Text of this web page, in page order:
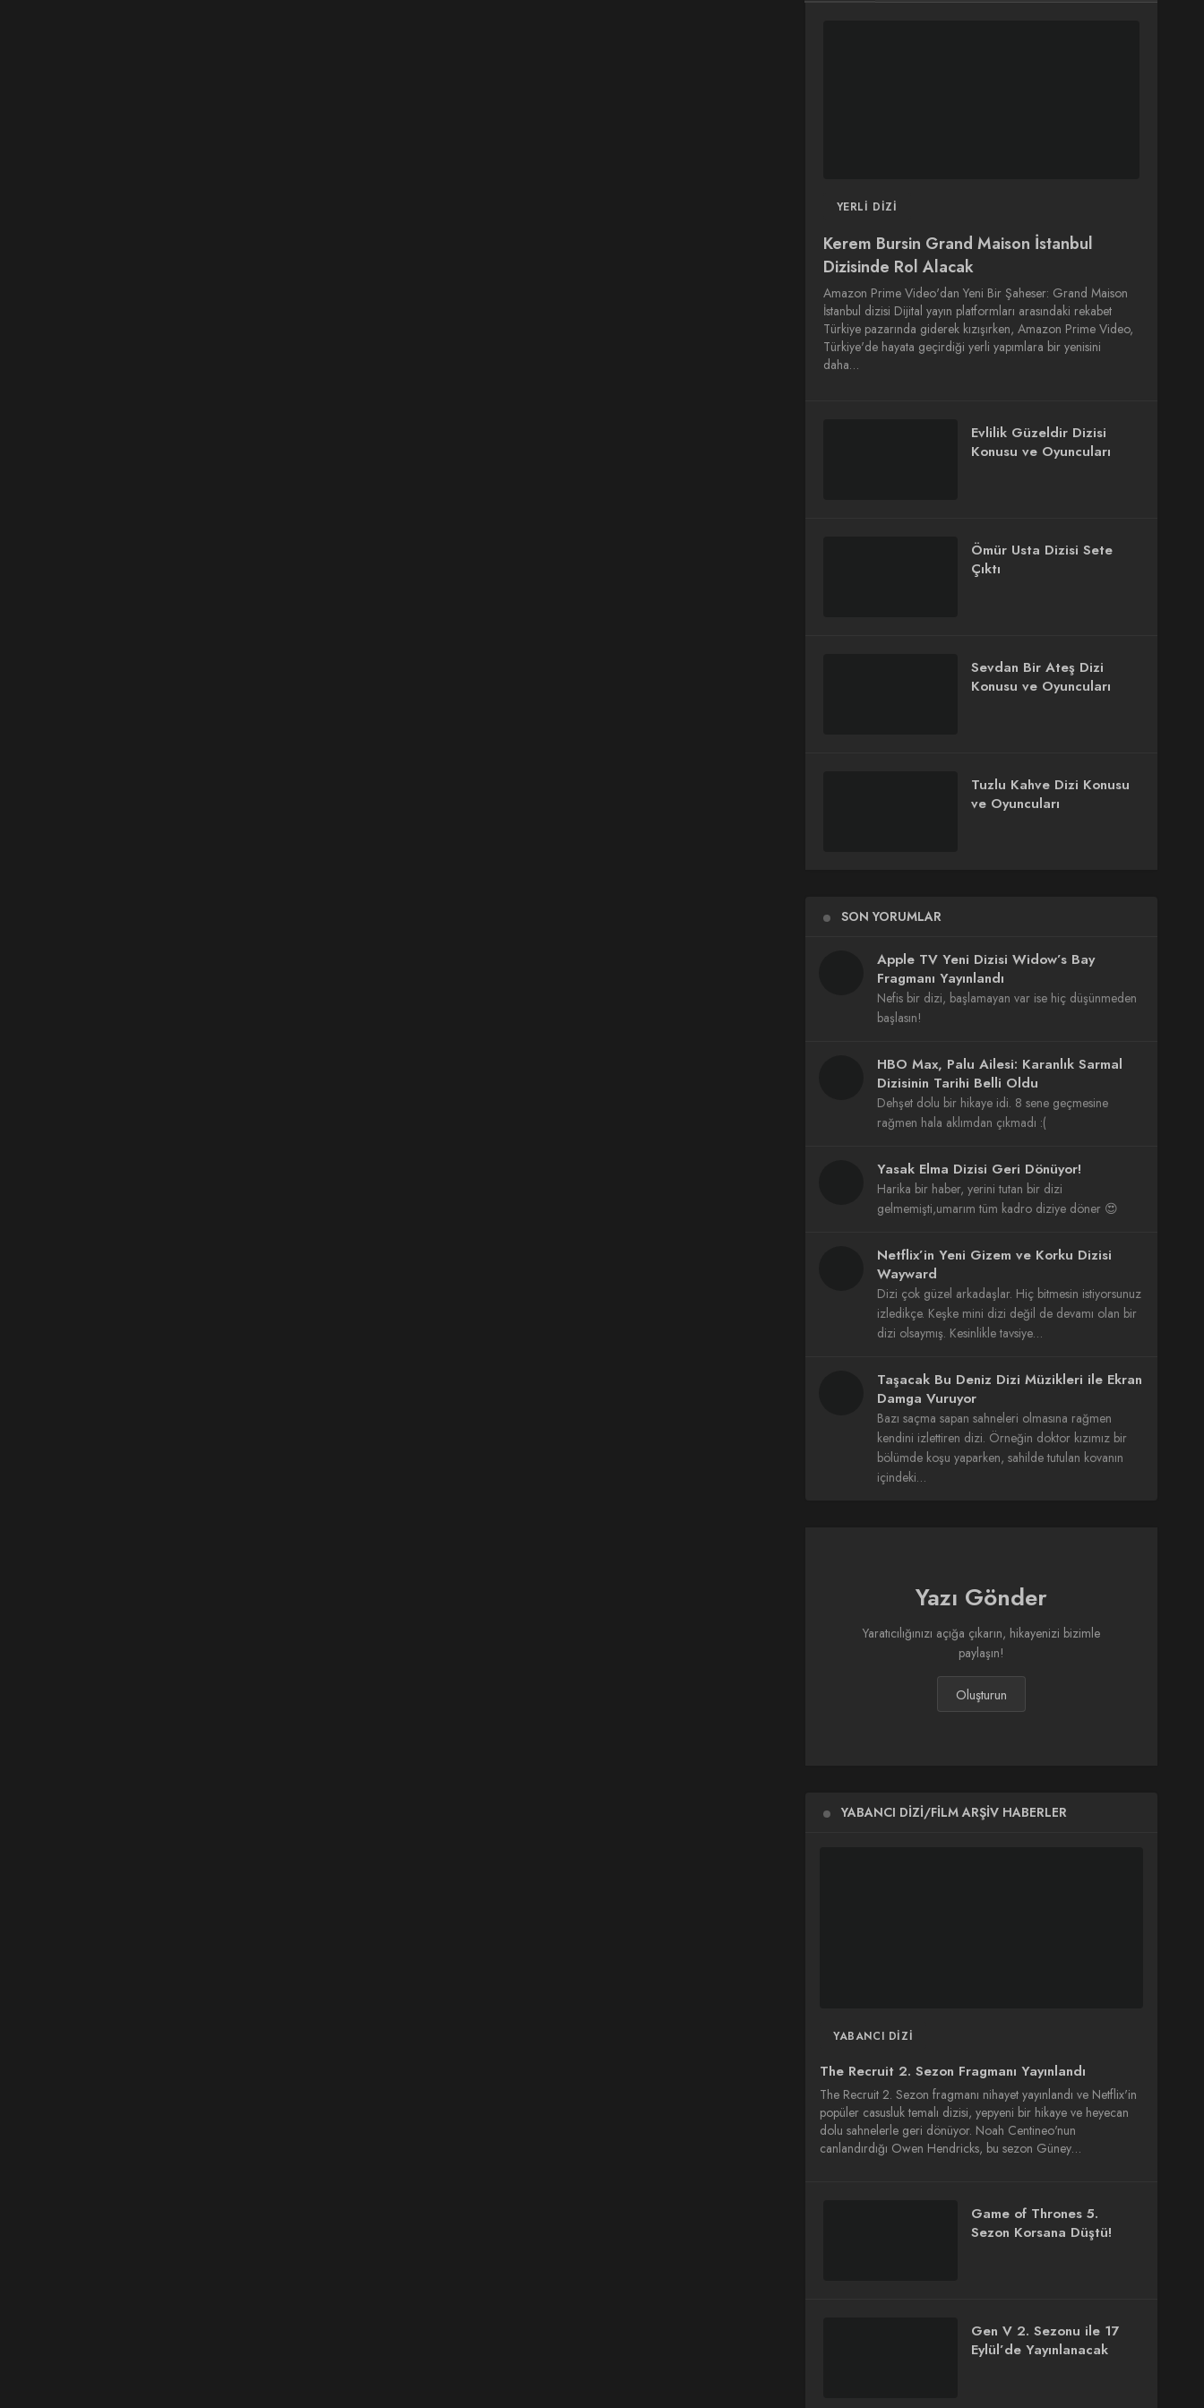
YERLI DIZI
Kerem Bursin Grand Maison İstanbul
Dizisinde Rol Alacak
Amazon Prime Video'dan Yeni Bir Şaheser: Grand Maison
İstanbul dizisi Dijital yayın platformları arasındaki rekabet
Türkiye pazarında giderek kızışırken, Amazon Prime Video,
Türkiye'de hayata geçirdiği yerli yapımlara bir yenisini
daha…
Evlilik Güzeldir Dizisi
Konusu ve Oyuncuları
Ömür Usta Dizisi Sete
Çıktı
Sevdan Bir Ateş Dizi
Konusu ve Oyuncuları
Tuzlu Kahve Dizi Konusu
ve Oyuncuları
SON YORUMLAR
Apple TV Yeni Dizisi Widow’s Bay
Fragmanı Yayınlandı
Nefis bir dizi, başlamayan var ise hiç düşünmeden
başlasın!
HBO Max, Palu Ailesi: Karanlık Sarmal
Dizisinin Tarihi Belli Oldu
Dehşet dolu bir hikaye idi. 8 sene geçmesine
rağmen hala aklımdan çıkmadı :(
Yasak Elma Dizisi Geri Dönüyor!
Harika bir haber, yerini tutan bir dizi
gelmemişti,umarım tüm kadro diziye döner 😍
Netflix’in Yeni Gizem ve Korku Dizisi
Wayward
Dizi çok güzel arkadaşlar. Hiç bitmesin istiyorsunuz
izledikçe. Keşke mini dizi değil de devamı olan bir
dizi olsaymış. Kesinlikle tavsiye…
Taşacak Bu Deniz Dizi Müzikleri ile Ekran
Damga Vuruyor
Bazı saçma sapan sahneleri olmasına rağmen
kendini izlettiren dizi. Örneğin doktor kızımız bir
bölümde koşu yaparken, sahilde tutulan kovanın
içindeki…
Yazı Gönder
Yaratıcılığınızı açığa çıkarın, hikayenizi bizimle
paylaşın!
Oluşturun
YABANCI DIZI/FILM ARŞIV HABERLER
YABANCI DIZI
The Recruit 2. Sezon Fragmanı Yayınlandı
The Recruit 2. Sezon fragmanı nihayet yayınlandı ve Netflix'in
popüler casusluk temalı dizisi, yepyeni bir hikaye ve heyecan
dolu sahnelerle geri dönüyor. Noah Centineo'nun
canlandırdığı Owen Hendricks, bu sezon Güney…
Game of Thrones 5.
Sezon Korsana Düştü!
Gen V 2. Sezonu ile 17
Eylül’de Yayınlanacak